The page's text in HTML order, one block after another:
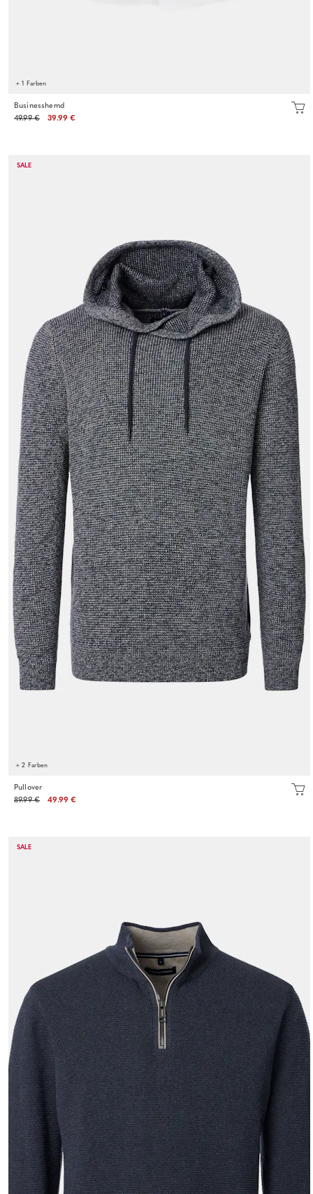
+ 1 Farben
Businesshemd
49.99 €
39.99 €
SALE
+ 2 Farben
Pullover
89.99 €
49.99 €
SALE